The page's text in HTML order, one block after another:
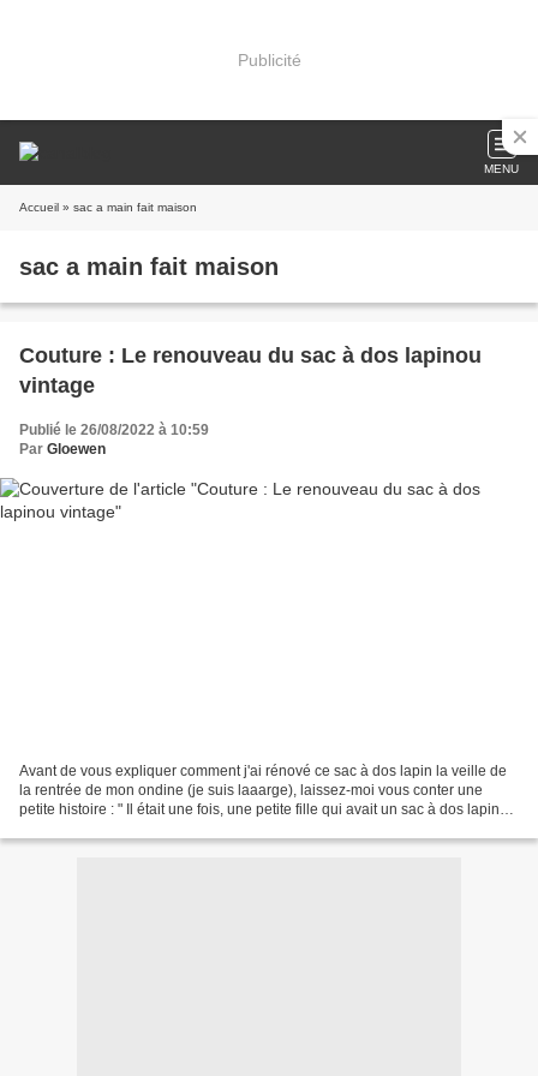
Publicité
MENU
Accueil » sac a main fait maison
sac a main fait maison
Couture : Le renouveau du sac à dos lapinou
vintage
Publié le 26/08/2022 à 10:59
Par Gloewen
Avant de vous expliquer comment j'ai rénové ce sac à dos lapin la veille de
la rentrée de mon ondine (je suis laaarge), laissez-moi vous conter une
petite histoire : " Il était une fois, une petite fille qui avait un sac à dos lapin